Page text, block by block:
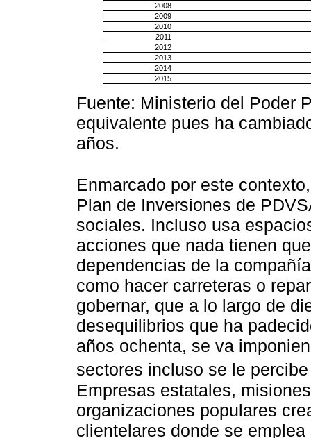
2008
2009
2010
2011
2012
2013
2014
2015
Fuente: Ministerio del Poder
equivalente pues ha
años.
Enmarcado por este
Plan de Inversiones de
sociales. Incluso usa
acciones que nada tienen
dependencias de la
como hacer carreteras o
gobernar, que a lo largo de
desequilibrios que ha
años ochenta, se va
sectores incluso se le
Empresas estatales,
organizaciones populares
clientelares donde se